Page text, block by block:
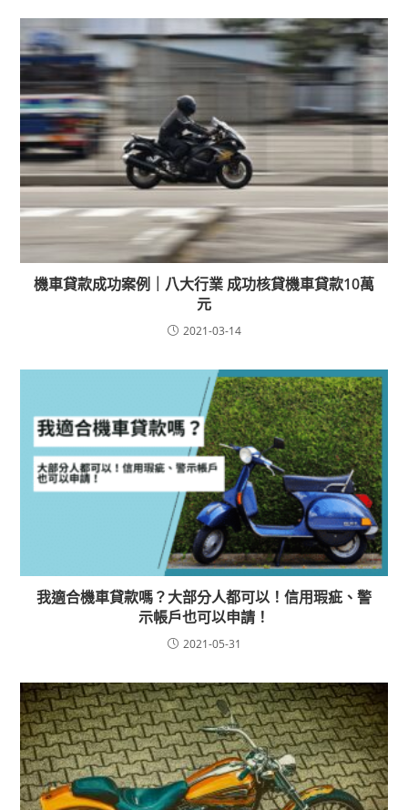
機車貸款成功案例｜八大行業 成功核貸機車貸款10萬
元
2021-03-14
我適合機車貸款嗎？大部分人都可以！信用瑕疵、警
示帳戶也可以申請！
2021-05-31